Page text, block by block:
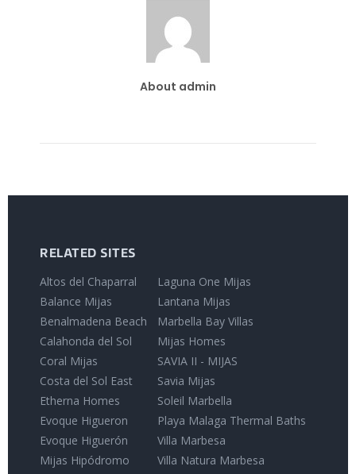
About admin
RELATED SITES
Altos del Chaparral
Balance Mijas
Benalmadena Beach
Calahonda del Sol
Coral Mijas
Costa del Sol East
Etherna Homes
Evoque Higueron
Evoque Higuerón
Mijas Hipódromo
Laguna One Mijas
Lantana Mijas
Marbella Bay Villas
Mijas Homes
SAVIA II - MIJAS
Savia Mijas
Soleil Marbella
Playa Malaga Thermal Baths
Villa Marbesa
Villa Natura Marbesa